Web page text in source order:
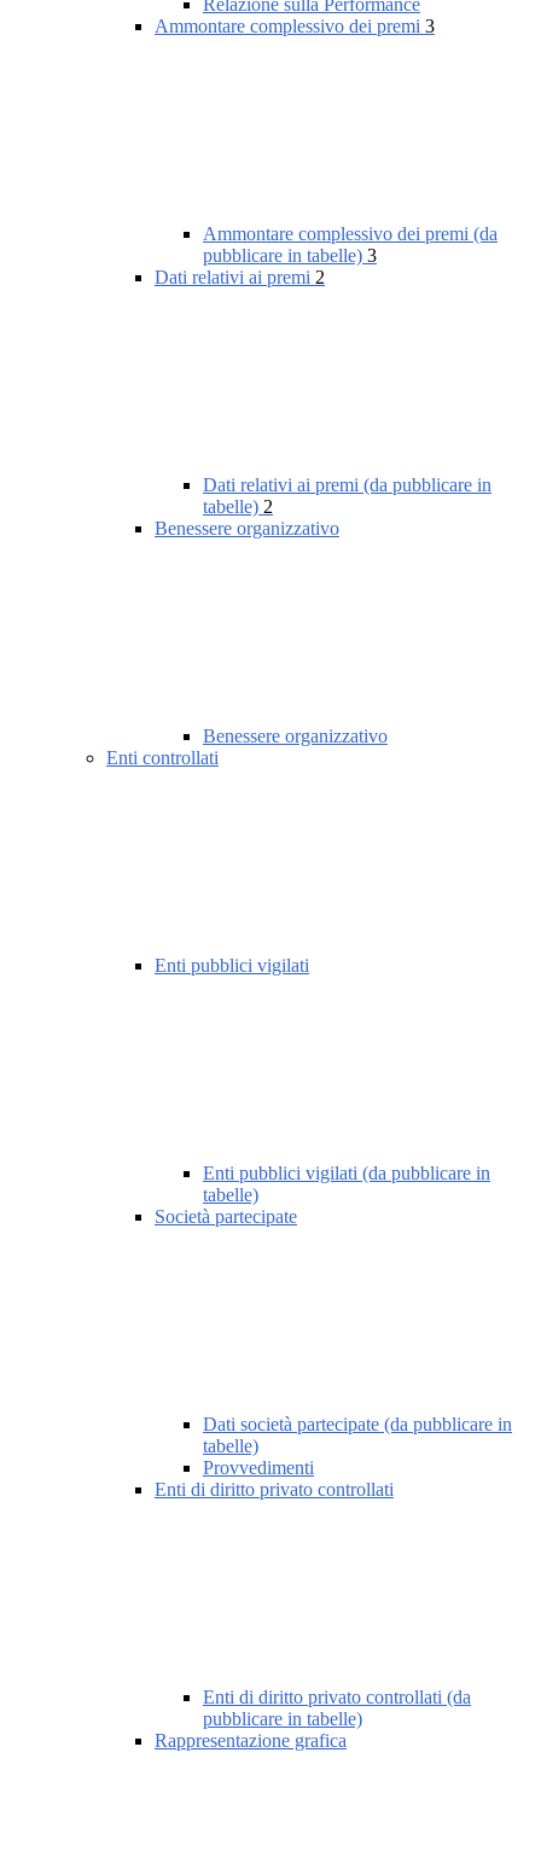
Relazione sulla Performance
Ammontare complessivo dei premi 3
Ammontare complessivo dei premi (da
pubblicare in tabelle) 3
Dati relativi ai premi 2
Dati relativi ai premi (da pubblicare in
tabelle) 2
Benessere organizzativo
Benessere organizzativo
Enti controllati
Enti pubblici vigilati
Enti pubblici vigilati (da pubblicare in
tabelle)
Società partecipate
Dati società partecipate (da pubblicare in
tabelle)
Provvedimenti
Enti di diritto privato controllati
Enti di diritto privato controllati (da
pubblicare in tabelle)
Rappresentazione grafica